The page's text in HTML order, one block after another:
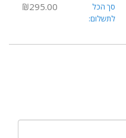
סך הכל
לתשלום:
₪295.00